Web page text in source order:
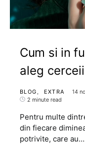
Cum si in
aleg
BLOG EXTRA 14
2 minute read
Pentru multe
din fiecare
potrivite, care au…